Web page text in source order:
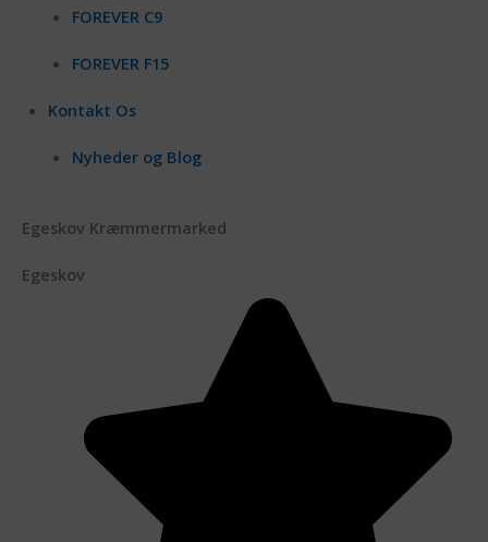
FOREVER C9
FOREVER F15
Kontakt Os
Nyheder og Blog
Egeskov Kræmmermarked
Egeskov